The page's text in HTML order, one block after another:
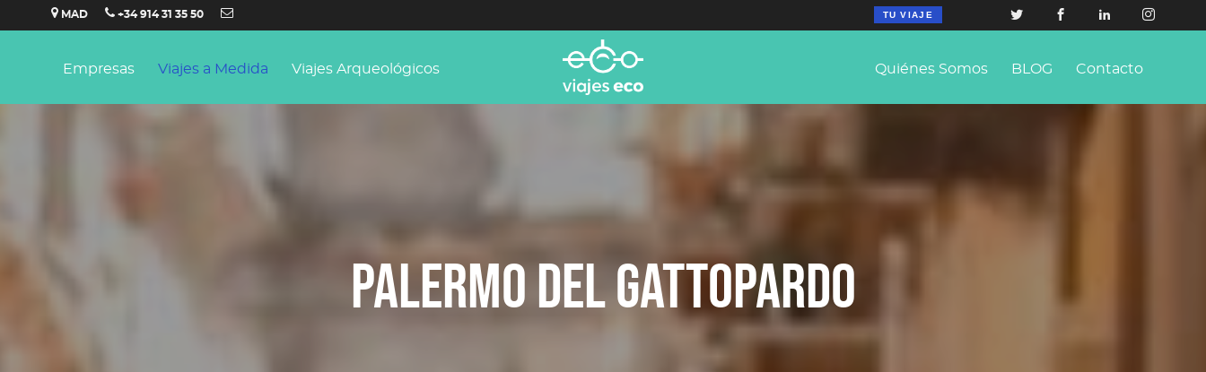
al
MAD +34 914 31 35 50 TU VIAJE
Empresas Viajes a Medida Viajes Arqueológicos Quiénes Somos BLOG Contacto
PALERMO DEL GATTOPARDO